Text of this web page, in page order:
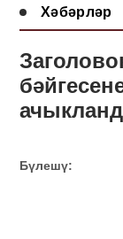
Хәбәрләр
Бүлешү: